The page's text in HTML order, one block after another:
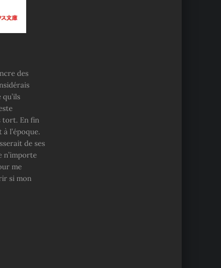
des
tort. En fin
l’époque.
de ses
n’importe
me
si mon